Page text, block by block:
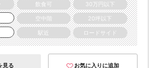
飲食可
30万円以下
空中階
20坪以下
駅近 ロードサイド
見る お気に入りに追加